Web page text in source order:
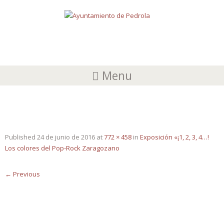
Menu
Published 24 de junio de 2016 at772 × 458 in Exposición «¡1, 2, 3, 4…!
Los colores del Pop-Rock Zaragozano
← Previous